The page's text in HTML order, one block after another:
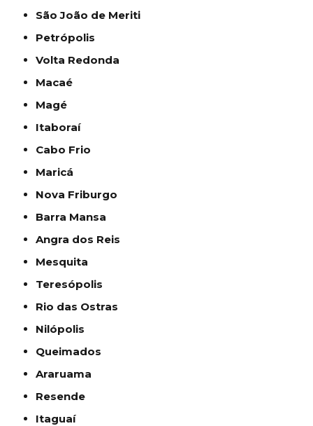
São João de Meriti
Petrópolis
Volta Redonda
Macaé
Magé
Itaboraí
Cabo Frio
Maricá
Nova Friburgo
Barra Mansa
Angra dos Reis
Mesquita
Teresópolis
Rio das Ostras
Nilópolis
Queimados
Araruama
Resende
Itaguaí